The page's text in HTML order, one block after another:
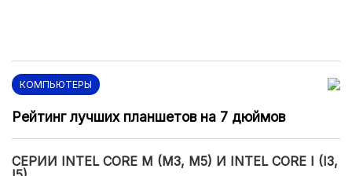
КОМПЬЮТЕРЫ
Рейтинг лучших планшетов на 7 дюймов
СЕРИИ INTEL CORE M (M3, M5) И INTEL CORE I (I3,